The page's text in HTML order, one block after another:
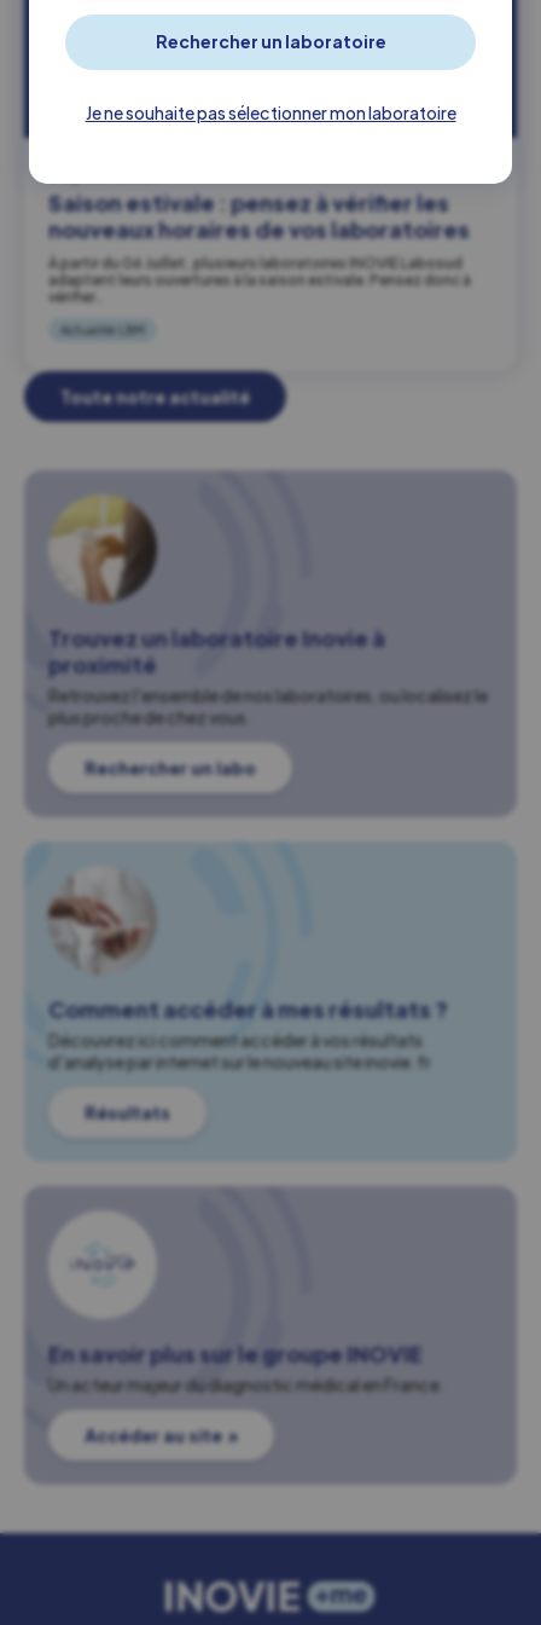
Je ne souhaite pas sélectionner mon laboratoire
Saison estivale : pensez à vérifier les
nouveaux horaires de vos laboratoires
À partir du 06 Juillet, plusieurs laboratoires INOVIE Labosud
adaptent leurs ouvertures à la saison estivale. Pensez donc à
vérifier…
Actualité LBM
Toute notre actualité
Trouvez un laboratoire Inovie à
proximité
Retrouvez l'ensemble de nos laboratoires, ou localisez le
plus proche de chez vous.
Rechercher un labo
Comment accéder à mes résultats ?
Découvrez ici comment accéder à vos résultats
d'analyse par internet sur le nouveau site inovie.fr
Résultats
En savoir plus sur le groupe INOVIE
Un acteur majeur du diagnostic médical en France.
Accéder au site ↗